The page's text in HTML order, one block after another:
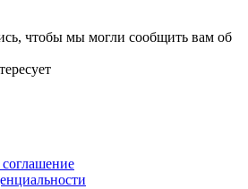
чтобы мы могли сообщить вам об
соглашение